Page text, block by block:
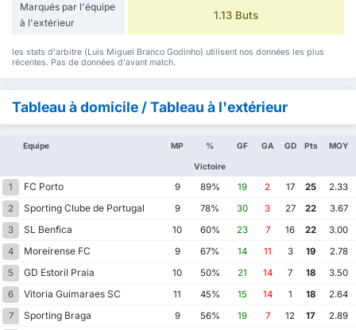
Marqués par l'équipe
à l'extérieur
1.13 Buts
les stats d'arbitre (Luis Miguel Branco Godinho) utilisent nos données les plus
récentes. Pas de données d'avant match.
Tableau à domicile / Tableau à l'extérieur
Equipe MP %
Victoire
GF GA GD Pts MOY
1 FC Porto 9 89% 19 2 17 25
2.33
2
Sporting Clube de Portugal 9 78% 30 3 27 22
3.67
3
SL Benfica 10 60% 23 7 16 22
3.00
4
Moreirense FC 9 67% 14 11 3 19
2.78
5
GD Estoril Praia 10 50% 21 14 7 18
3.50
6
Vitoria Guimaraes SC 11 45% 15 14 1 18
2.64
7
Sporting Braga 9 56% 19 7 12 17
2.89